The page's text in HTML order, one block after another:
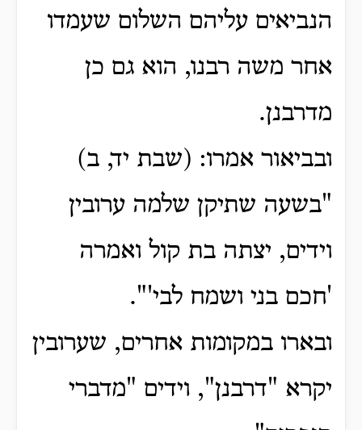
הנביאים עליהם השלום שעמדו
אחר משה רבנו, הוא גם כן
מדרבנן.
ובביאור אמרו: (שבת יד, ב)
"בשעה שתיקן שלמה ערובין
וידים, יצתה בת קול ואמרה
'חכם בני ושמח לבי'".
ובארו במקומות אחרים, שערובין
יקרא "דרבנן", וידים "מדברי